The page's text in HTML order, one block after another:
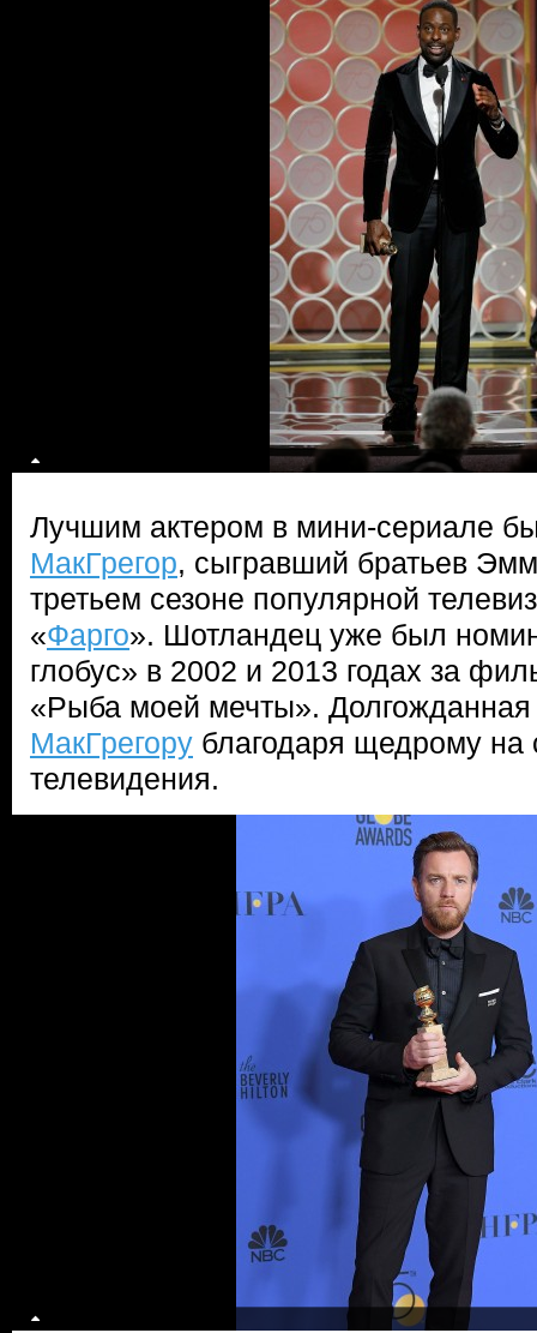
Лучшим актером в мини-сериале
МакГрегор, сыгравший братьев
третьем сезоне популярной
«Фарго». Шотландец уже был
глобус» в 2002 и 2013 годах за
«Рыба моей мечты».
МакГрегору благодаря щедрому
телевидения.